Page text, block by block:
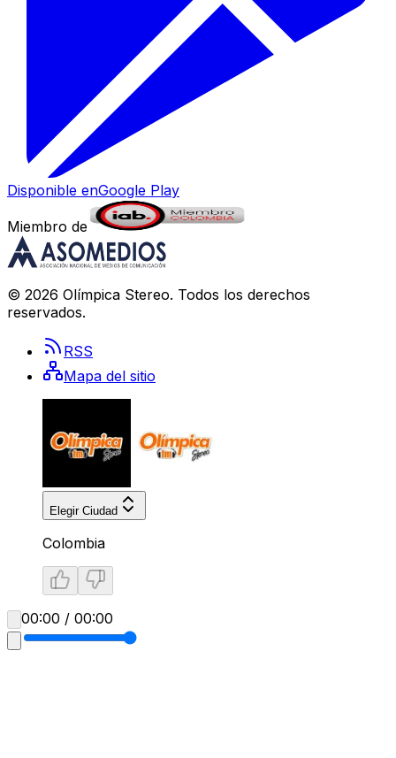
Disponible enGoogle Play
Miembro de
© 2026 Olímpica Stereo. Todos los derechos
reservados.
RSS
Mapa del sitio
Elegir Ciudad
Colombia
00:00 / 00:00